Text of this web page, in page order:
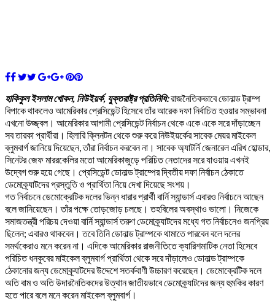
হাকিকুল ইসলাম খোকন, নিউইয়র্ক, যুক্তরাষ্ট্র প্রতিনিধি:রাজনৈতিকভাবে ডোনাল্ড ট্রাম্প
বিপাকে থাকলেও আমেরিকার প্রেসিডেন্ট হিসেবে তাঁর আরেক দফা নির্বাচিত হওয়ার সম্ভাবনা
এখনো উজ্জ্বল। আমেরিকার আগামী প্রেসিডেন্ট নির্বাচন থেকে একে একে সরে দাঁড়াচ্ছেন
সব তারকা প্রার্থীরা। হিলারি ক্লিনটন থেকে শুরু করে নিউইয়র্কের সাবেক মেয়র মাইকেল
ব্লুমবার্গ জানিয়ে দিয়েছেন, তাঁরা নির্বাচন করবেন না। সাবেক অ্যাটর্নি জেনারেল এরিখ হোল্ডার,
সিনেটর জেফ মাররকেলির মতো আমেরিকাজুড়ে পরিচিত নেতাদের সরে যাওয়ায় এখনই
উদ্বেগ শুরু হয়ে গেছে। প্রেসিডেন্ট ডোনাল্ড ট্রাম্পের দ্বিতীয় দফা নির্বাচন ঠেকাতে
ডেমোক্র্যাটদের প্রস্তুতি ও প্রার্থিতা নিয়ে দেখা দিয়েছে সংশয়।
গত নির্বাচনে ডেমোক্রেটিক দলের ভিন্ন ধারার প্রার্থী বার্নি স্যান্ডার্স এবারও নির্বাচনে আছেন
বলে জানিয়েছেন। তাঁর পক্ষে তোড়জোড় চলছে। তহবিলের অবস্থাও ভালো। নিজেকে
সমাজতন্ত্রী পরিচয় দেওয়া বার্নি স্যান্ডার্স তরুণ ডেমোক্র্যাটদের মধ্যে গত নির্বাচনেও জনপ্রিয়
ছিলেন; এবারও থাকবেন। তবে তিনি ডোনাল্ড ট্রাম্পকে থামাতে পারবেন বলে দলের
সমর্থকেরাও মনে করেন না। এদিকে আমেরিকার রাজনীতিতে ক্যারিশমাটিক নেতা হিসেবে
পরিচিত ধনকুবের মাইকেল ব্লুমবার্গ প্রার্থিতা থেকে সরে দাঁড়ালেও ডোনাল্ড ট্রাম্পকে
ঠেকানোর জন্য ডেমোক্র্যাটদের উদ্দেশে সতর্কবাণী উচ্চারণ করেছেন। ডেমোক্রেটিক দলে
অতি বাম ও অতি উদারনৈতিকদের উত্থান জাতীয়ভাবে ডেমোক্র্যাটদের জন্য হুমকির কারণ
হতে পারে বলে মনে করেন মাইকেল ব্লুমবার্গ।